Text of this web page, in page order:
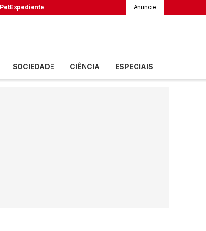
PetExpediente Anuncie
SOCIEDADE CIÊNCIA ESPECIAIS